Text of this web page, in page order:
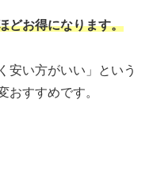
どお得になります。
安い方がいい」という
おすすめです。